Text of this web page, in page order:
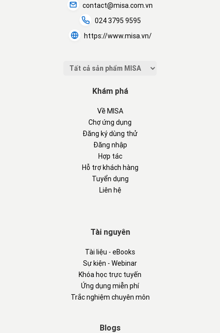
contact@misa.com.vn
024 3795 9595
https://www.misa.vn/
Khám phá
Về MISA
Chợ ứng dụng
Đăng ký dùng thử
Đăng nhập
Hợp tác
Hỗ trợ khách hàng
Tuyển dụng
Liên hệ
Tài nguyên
Tài liệu - eBooks
Sự kiện - Webinar
Khóa học trực tuyến
Ứng dụng miễn phí
Trắc nghiệm chuyên môn
Blogs